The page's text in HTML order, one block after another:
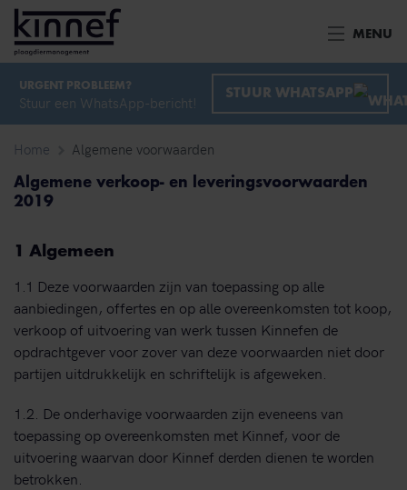
Ga naar inhoud
MENU
URGENT PROBLEEM?
Stuur een WhatsApp-bericht! STUUR WHATSAPP
Home Algemene voorwaarden
Algemene verkoop- en leveringsvoorwaarden
2019
1 Algemeen
1.1 Deze voorwaarden zijn van toepassing op alle
aanbiedingen, offertes en op alle overeenkomsten tot koop,
verkoop of uitvoering van werk tussen Kinnefen de
opdrachtgever voor zover van deze voorwaarden niet door
partijen uitdrukkelijk en schriftelijk is afgeweken.
1.2. De onderhavige voorwaarden zijn eveneens van
toepassing op overeenkomsten met Kinnef, voor de
uitvoering waarvan door Kinnef derden dienen te worden
betrokken.